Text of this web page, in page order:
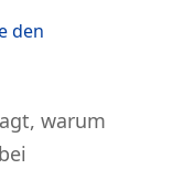
den
warum